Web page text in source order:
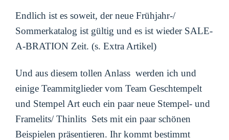
Endlich ist es soweit, der neue Frühjahr-/
Sommerkatalog ist gültig und es ist wieder SALE-
A-BRATION Zeit. (s. Extra Artikel)
Und aus diesem tollen Anlass werden ich und
einige Teammitglieder vom Team Geschtempelt
und Stempel Art euch ein paar neue Stempel- und
Framelits/ Thinlits Sets mit ein paar schönen
Beispielen präsentieren. Ihr kommt bestimmt